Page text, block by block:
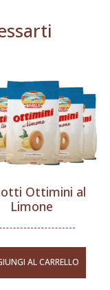
Ottimini al
Limone
AL CARRELLO